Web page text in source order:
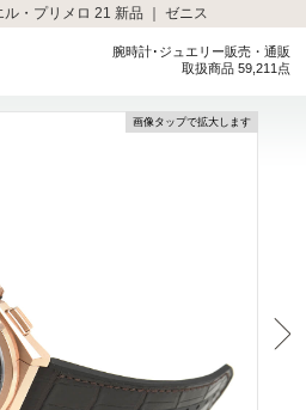
・プリメロ 21 新品 ｜ ゼニス
腕時計･ジュエリー販売・通販
取扱商品 59,211点
画像タップで拡大します